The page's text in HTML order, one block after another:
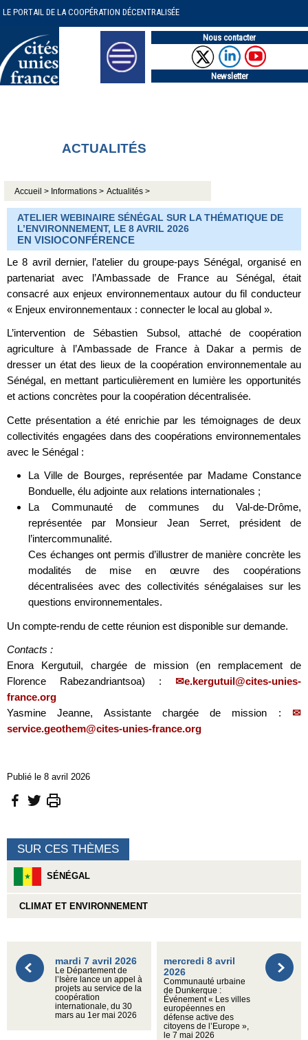
LE PORTAIL DE LA COOPÉRATION DÉCENTRALISÉE
Nous contacter
Newsletter
ACTUALITÉS
Accueil > Informations > Actualités >
ATELIER WEBINAIRE SÉNÉGAL SUR LA THÉMATIQUE DE
L’ENVIRONNEMENT, LE 8 AVRIL 2026
EN VISIOCONFÉRENCE
Le 8 avril dernier, l’atelier du groupe-pays Sénégal, organisé en
partenariat avec l’Ambassade de France au Sénégal, était
consacré aux enjeux environnementaux autour du fil conducteur
« Enjeux environnementaux : connecter le local au global ».
L’intervention de Sébastien Subsol, attaché de coopération
agriculture à l’Ambassade de France à Dakar a permis de
dresser un état des lieux de la coopération environnementale au
Sénégal, en mettant particulièrement en lumière les opportunités
et actions concrètes pour la coopération décentralisée.
Cette présentation a été enrichie par les témoignages de deux
collectivités engagées dans des coopérations environnementales
avec le Sénégal :
La Ville de Bourges, représentée par Madame Constance
Bonduelle, élu adjointe aux relations internationales ;
La Communauté de communes du Val-de-Drôme,
représentée par Monsieur Jean Serret, président de
l’intercommunalité.
Ces échanges ont permis d’illustrer de manière concrète les
modalités de mise en œuvre des coopérations
décentralisées avec des collectivités sénégalaises sur les
questions environnementales.
Un compte-rendu de cette réunion est disponible sur demande.
Contacts :
Enora Kergutuil, chargée de mission (en remplacement de
Florence Rabezandriantsoa) :
e.kergutuil@cites-unies-
france.org
Yasmine Jeanne, Assistante chargée de mission :
service.geothem@cites-unies-france.org
Publié le 8 avril 2026
SUR CES THÈMES
SÉNÉGAL
CLIMAT ET ENVIRONNEMENT
mardi 7 avril 2026
Le Département de
l’Isère lance un appel à
projets au service de la
coopération
internationale, du 30
mars au 1er mai 2026
mercredi 8 avril
2026
Communauté urbaine
de Dunkerque :
Événement « Les villes
européennes en
défense active des
citoyens de l’Europe »,
le 7 mai 2026